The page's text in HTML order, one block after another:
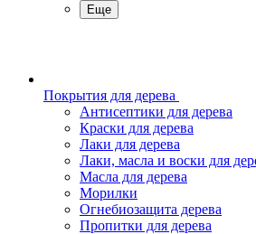
Еще
Покрытия для дерева
Антисептики для дерева
Краски для дерева
Лаки для дерева
Лаки, масла и воски для
Масла для дерева
Морилки
Огнебиозащита дерева
Пропитки для дерева